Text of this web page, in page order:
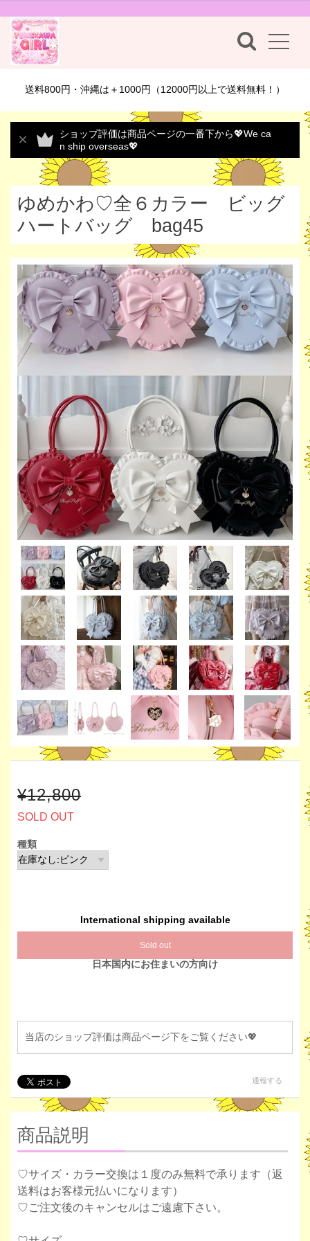
送料800円・沖縄は＋1000円（12000円以上で送料無料！）
ショップ評価は商品ページの一番下から💖We ca
n ship overseas💖
ゆめかわ♡全６カラー ビッグ
ハートバッグ bag45
¥12,800
SOLD OUT
種類
International shipping available
Sold out
日本国内にお住まいの方向け
当店のショップ評価は商品ページ下をご覧ください💖
通報する
商品説明
♡サイズ・カラー交換は１度のみ無料で承ります（返
送料はお客様元払いになります）
♡ご注文後のキャンセルはご遠慮下さい。